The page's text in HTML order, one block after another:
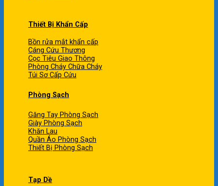
Thiết Bị Khẩn Cấp
Bồn rửa mắt khẩn cấp
Cáng Cứu Thương
Cọc Tiêu Giao Thông
Phòng Cháy Chữa Cháy
Túi Sơ Cấp Cứu
Phòng Sạch
Găng Tay Phòng Sạch
Giày Phòng Sạch
Khăn Lau
Quần Áo Phòng Sạch
Thiết Bị Phòng Sạch
Tạp Dề